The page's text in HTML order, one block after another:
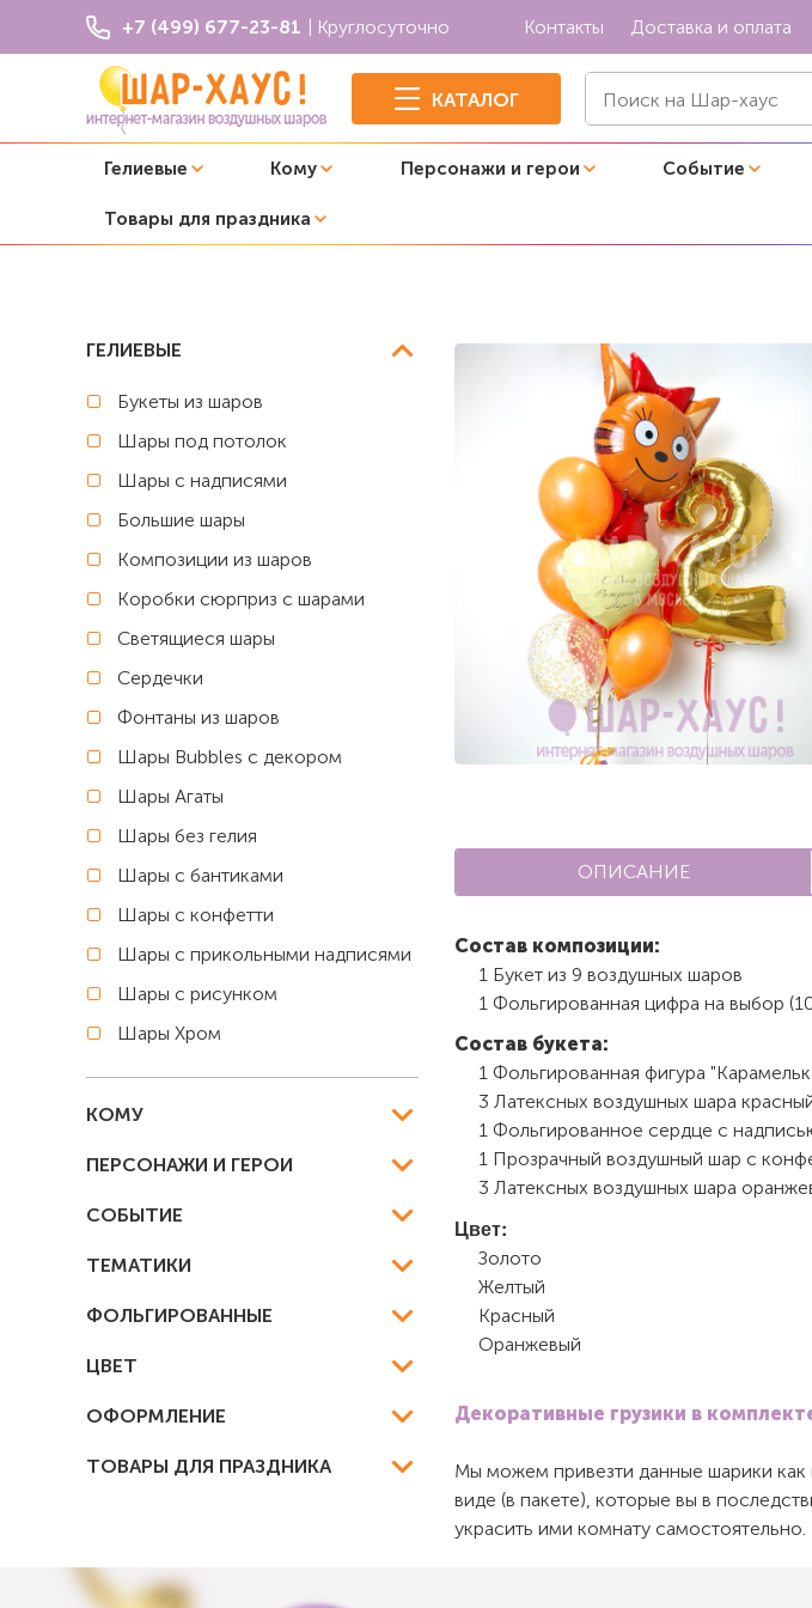
+7 (499) 677-23-81 | Круглосуточно Контакты Доставка и оплата
КАТАЛОГ
Гелиевые Кому Персонажи и герои Событие
Товары для праздника
Три кота Композиция из шаров "Карамелька с цифрой"
ГЕЛИЕВЫЕ
Букеты из шаров
Шары под потолок
Шары с надписями
Большие шары
Композиции из шаров
Коробки сюрприз с шарами
Светящиеся шары
Сердечки
Фонтаны из шаров
Шары Bubbles с декором
Шары Агаты
Шары без гелия
Шары с бантиками
Шары с конфетти
Шары с прикольными надписями
Шары с рисунком
Шары Хром
КОМУ
ПЕРСОНАЖИ И ГЕРОИ
СОБЫТИЕ
ТЕМАТИКИ
ФОЛЬГИРОВАННЫЕ
ЦВЕТ
ОФОРМЛЕНИЕ
ТОВАРЫ ДЛЯ ПРАЗДНИКА
ОПИСАНИЕ
Состав композиции:
1 Букет из 9 воздушных шаров
1 Фольгированная цифра на выбор
Состав букета:
1 Фольгированная фигура
3 Латексных воздушных шара
1 Фольгированное сердце с
1 Прозрачный воздушный шар с
3 Латексных воздушных шара
Цвет:
Золото
Желтый
Красный
Оранжевый
Декоративные грузики в
Мы можем привезти данные шарики как
виде (в пакете), которые вы в
украсить ими комнату самостоятельно.